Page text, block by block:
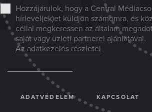
Hozzájárulok, hogy a Central
hírlevel(ek)et küldjön számomra, és
céllal megkeressen az általam
saját vagy üzleti partnerei ajánlatával.
Az adatkezelés részletei
ADATVÉDELEM KAPCSOLAT